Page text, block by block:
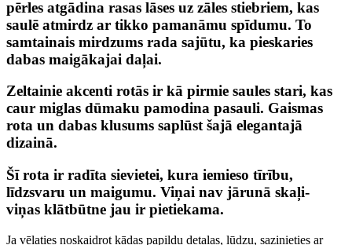
pērles atgādina rasas lāses uz zāles stiebriem, kas
saulē atmirdz ar tikko pamanāmu spīdumu. To
samtainais mirdzums rada sajūtu, ka pieskaries
dabas maigākajai daļai.
Zeltainie akcenti rotās ir kā pirmie saules stari, kas
caur miglas dūmaku pamodina pasauli. Gaismas
rota un dabas klusums saplūst šajā elegantajā
dizainā.
Šī rota ir radīta sievietei, kura iemieso tīrību,
līdzsvaru un maigumu. Viņai nav jārunā skaļi-
viņas klātbūtne jau ir pietiekama.
Ja vēlaties noskaidrot kādas papildu detaļas, lūdzu, sazinieties ar